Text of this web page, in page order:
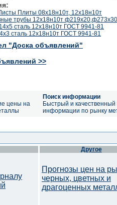
Плиты 08х18н10т, 12х18н10т
трубы 12х18н10т ф219х20,ф273х30.
сталь 12х18н10т ГОСТ 9941-81
сталь 12х18н10т ГОСТ 9941-81
"Доска объявлений"
>>
цены на
Поиск информации
Быстрый и качественный
информации по рынку
Другое
Прогнозы цен на
черных, цветных и
драгоценных